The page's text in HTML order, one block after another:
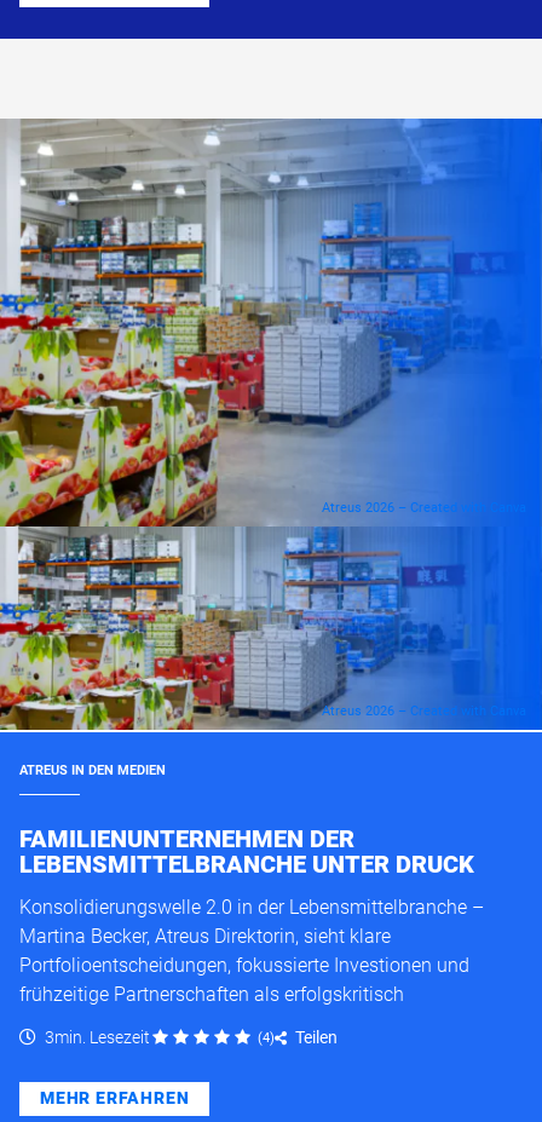
Atreus 2026 – Created with Canva
Atreus 2026 – Created with Canva
ATREUS IN DEN MEDIEN
FAMILIENUNTERNEHMEN DER
LEBENSMITTELBRANCHE UNTER DRUCK
Konsolidierungswelle 2.0 in der Lebensmittelbranche –
Martina Becker, Atreus Direktorin, sieht klare
Portfolioentscheidungen, fokussierte Investionen und
frühzeitige Partnerschaften als erfolgskritisch
3min. Lesezeit (4) Teilen
MEHR ERFAHREN